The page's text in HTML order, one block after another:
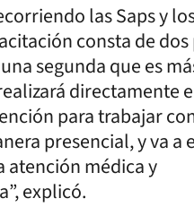
las Saps y
consta de
segunda que es
directamente
para trabajar
presencial, y va a
atención médica y
explicó.